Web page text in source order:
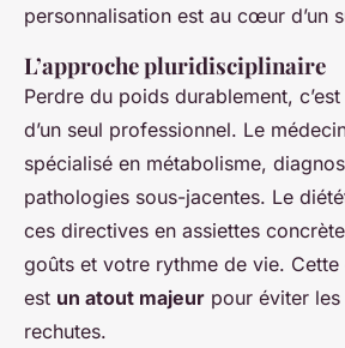
personnalisation est au cœur d’un
L’approche pluridisciplinaire
Perdre du poids durablement,
d’un seul professionnel. Le
spécialisé en métabolisme,
pathologies sous-jacentes. Le
ces directives en assiettes
goûts et votre rythme de vie.
est un atout majeur pour éviter
rechutes.